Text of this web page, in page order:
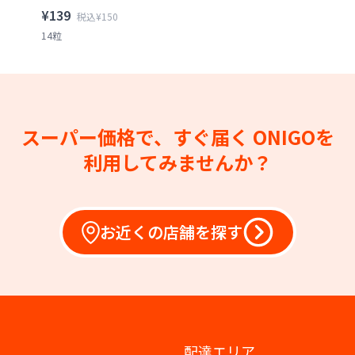
¥139 税込¥150
14粒
スーパー価格で、すぐ届く ONIGOを
利用してみませんか？
お近くの店舗を探す